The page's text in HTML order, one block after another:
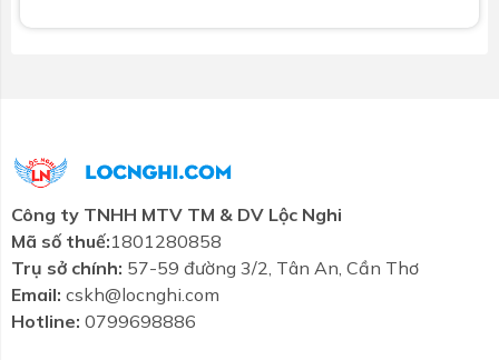
Công ty TNHH MTV TM & DV Lộc Nghi
Mã số thuế:1801280858
Trụ sở chính: 57-59 đường 3/2, Tân An, Cần Thơ
Email: cskh@locnghi.com
Hotline: 0799698886